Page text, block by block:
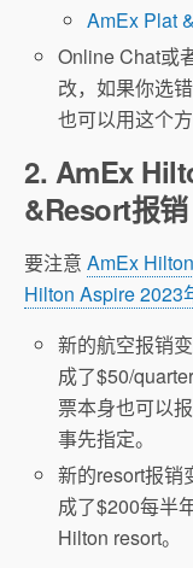
AmEx Plat
Online Chat或
改，如果你选
也可以用这个方
2. AmEx
&Resort报销
要注意 AmEx
Hilton Aspire 2023
新的航空报销
成了$50/
票本身也可以
事先指定。
新的resort报销
成了$200每半
Hilton resort。